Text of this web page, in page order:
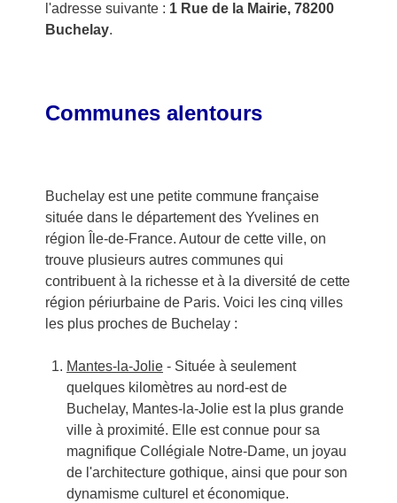
l'adresse suivante : 1 Rue de la Mairie, 78200
Buchelay.
Communes alentours
Buchelay est une petite commune française
située dans le département des Yvelines en
région Île-de-France. Autour de cette ville, on
trouve plusieurs autres communes qui
contribuent à la richesse et à la diversité de cette
région périurbaine de Paris. Voici les cinq villes
les plus proches de Buchelay :
Mantes-la-Jolie- Située à seulement
quelques kilomètres au nord-est de
Buchelay, Mantes-la-Jolie est la plus grande
ville à proximité. Elle est connue pour sa
magnifique Collégiale Notre-Dame, un joyau
de l'architecture gothique, ainsi que pour son
dynamisme culturel et économique.